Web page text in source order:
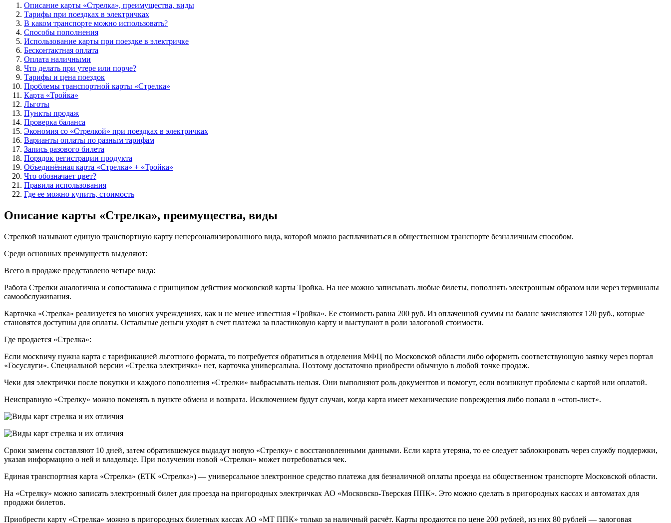
Описание карты «Стрелка», преимущества, виды
Тарифы при поездках в электричках
В каком транспорте можно использовать?
Способы пополнения
Использование карты при поездке в электричке
Бесконтактная оплата
Оплата наличными
Что делать при утере или порче?
Тарифы и цена поездок
Проблемы транспортной карты «Стрелка»
Карта «Тройка»
Льготы
Пункты продаж
Проверка баланса
Экономия со «Стрелкой» при поездках в электричках
Варианты оплаты по разным тарифам
Запись разового билета
Порядок регистрации продукта
Объединённая карта «Стрелка» + «Тройка»
Что обозначает цвет?
Правила использования
Где ее можно купить, стоимость
Описание карты «Стрелка», преимущества, виды
Стрелкой называют единую транспортную карту неперсонализированного вида, которой можно расплачиваться в общественном транспорте безналичным способом.
Среди основных преимуществ выделяют:
Всего в продаже представлено четыре вида:
Работа Стрелки аналогична и сопоставима с принципом действия московской карты Тройка. На нее можно записывать любые билеты, пополнять электронным образом или через терминалы
самообслуживания.
Карточка «Стрелка» реализуется во многих учреждениях, как и не менее известная «Тройка». Ее стоимость равна 200 руб. Из оплаченной суммы на баланс зачисляются 120 руб., которые
становятся доступны для оплаты. Остальные деньги уходят в счет платежа за пластиковую карту и выступают в роли залоговой стоимости.
Где продается «Стрелка»:
Если москвичу нужна карта с тарификацией льготного формата, то потребуется обратиться в отделения МФЦ по Московской области либо оформить соответствующую заявку через портал
«Госуслуги». Специальной версии «Стрелка электричка» нет, карточка универсальна. Поэтому достаточно приобрести обычную в любой точке продаж.
Чеки для электрички после покупки и каждого пополнения «Стрелки» выбрасывать нельзя. Они выполняют роль документов и помогут, если возникнут проблемы с картой или оплатой.
Неисправную «Стрелку» можно поменять в пункте обмена и возврата. Исключением будут случаи, когда карта имеет механические повреждения либо попала в «стоп-лист».
Сроки замены составляют 10 дней, затем обратившемуся выдадут новую «Стрелку» с восстановленными данными. Если карта утеряна, то ее следует заблокировать через службу поддержки,
указав информацию о ней и владельце. При получении новой «Стрелки» может потребоваться чек.
Единая транспортная карта «Стрелка» (ЕТК «Стрелка») — универсальное электронное средство платежа для безналичной оплаты проезда на общественном транспорте Московской области.
На «Стрелку» можно записать электронный билет для проезда на пригородных электричках АО «Московско-Тверская ППК». Это можно сделать в пригородных кассах и автоматах для
продажи билетов.
Приобрести карту «Стрелка» можно в пригородных билетных кассах АО «МТ ППК» только за наличный расчёт. Карты продаются по цене 200 рублей, из них 80 рублей — залоговая